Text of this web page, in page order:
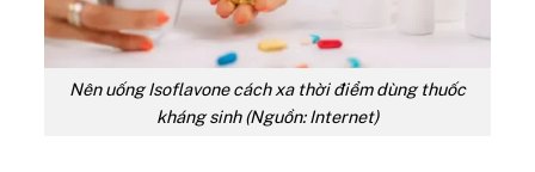
Nên uống Isoflavone cách xa thời điểm dùng thuốc
kháng sinh (Nguồn: Internet)